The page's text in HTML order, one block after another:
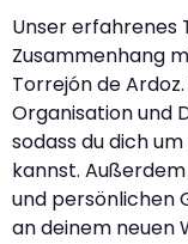
Unser erfahrenes
Zusammenhang
Torrejón de
Organisation und
sodass du dich
kannst.
und persönlichen
an deinem neuen